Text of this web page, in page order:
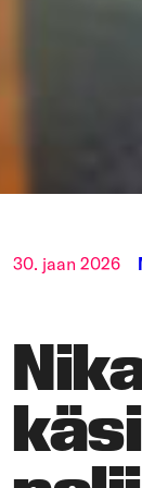
30. jaan 2026